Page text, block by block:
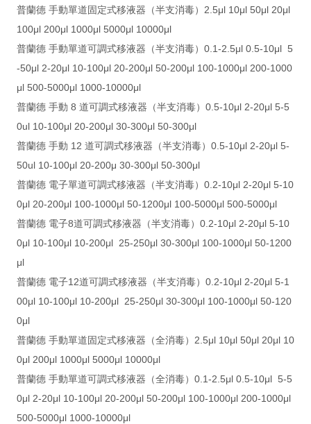
普蘭德 手動單道固定式移液器（半支消毒）2.5μl 10μl 50μl 20μl
100μl 200μl 1000μl 5000μl 10000μl
普蘭德 手動單道可調式移液器（半支消毒）0.1-2.5μl 0.5-10μl 5
-50μl 2-20μl 10-100μl 20-200μl 50-200μl 100-1000μl 200-1000
μl 500-5000μl 1000-10000μl
普蘭德 手動 8 道可調式移液器（半支消毒）0.5-10μl 2-20μl 5-5
0ul 10-100μl 20-200μl 30-300μl 50-300μl
普蘭德 手動 12 道可調式移液器（半支消毒）0.5-10μl 2-20μl 5-
50ul 10-100μl 20-200μ 30-300μl 50-300μl
普蘭德 電子單道可調式移液器（半支消毒）0.2-10μl 2-20μl 5-10
0μl 20-200μl 100-1000μl 50-1200μl 100-5000μl 500-5000μl
普蘭德 電子8道可調式移液器（半支消毒）0.2-10μl 2-20μl 5-10
0μl 10-100μl 10-200μl 25-250μl 30-300μl 100-1000μl 50-1200
μl
普蘭德 電子12道可調式移液器（半支消毒）0.2-10μl 2-20μl 5-1
00μl 10-100μl 10-200μl 25-250μl 30-300μl 100-1000μl 50-120
0μl
普蘭德 手動單道固定式移液器（全消毒）2.5μl 10μl 50μl 20μl 10
0μl 200μl 1000μl 5000μl 10000μl
普蘭德 手動單道可調式移液器（全消毒）0.1-2.5μl 0.5-10μl 5-5
0μl 2-20μl 10-100μl 20-200μl 50-200μl 100-1000μl 200-1000μl
500-5000μl 1000-10000μl